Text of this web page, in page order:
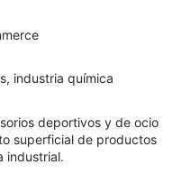
industria química
deportivos y de ocio
superficial de productos
industrial.